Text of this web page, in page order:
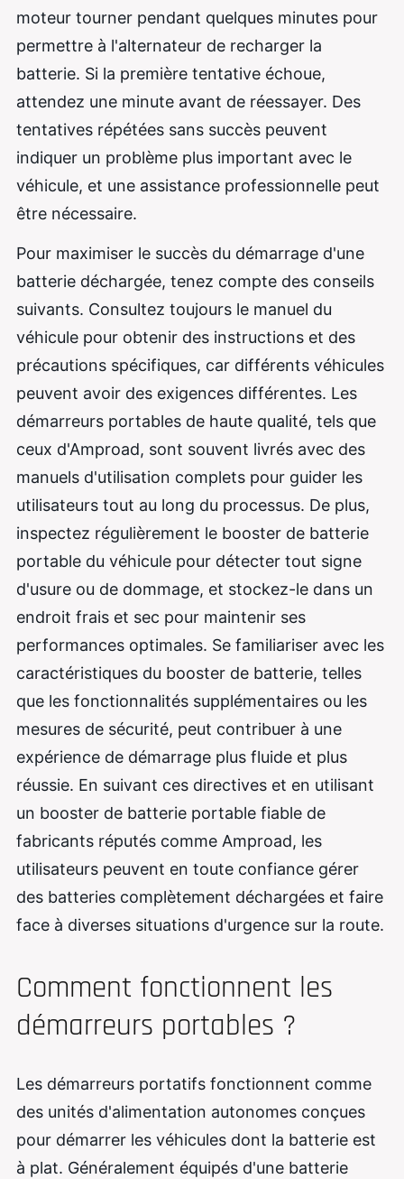
moteur tourner pendant quelques minutes pour
permettre à l'alternateur de recharger la
batterie. Si la première tentative échoue,
attendez une minute avant de réessayer. Des
tentatives répétées sans succès peuvent
indiquer un problème plus important avec le
véhicule, et une assistance professionnelle peut
être nécessaire.
Pour maximiser le succès du démarrage d'une
batterie déchargée, tenez compte des conseils
suivants. Consultez toujours le manuel du
véhicule pour obtenir des instructions et des
précautions spécifiques, car différents véhicules
peuvent avoir des exigences différentes. Les
démarreurs portables de haute qualité, tels que
ceux d'Amproad, sont souvent livrés avec des
manuels d'utilisation complets pour guider les
utilisateurs tout au long du processus. De plus,
inspectez régulièrement le booster de batterie
portable du véhicule pour détecter tout signe
d'usure ou de dommage, et stockez-le dans un
endroit frais et sec pour maintenir ses
performances optimales. Se familiariser avec les
caractéristiques du booster de batterie, telles
que les fonctionnalités supplémentaires ou les
mesures de sécurité, peut contribuer à une
expérience de démarrage plus fluide et plus
réussie. En suivant ces directives et en utilisant
un booster de batterie portable fiable de
fabricants réputés comme Amproad, les
utilisateurs peuvent en toute confiance gérer
des batteries complètement déchargées et faire
face à diverses situations d'urgence sur la route.
Comment fonctionnent les
démarreurs portables ?
Les démarreurs portatifs fonctionnent comme
des unités d'alimentation autonomes conçues
pour démarrer les véhicules dont la batterie est
à plat. Généralement équipés d'une batterie